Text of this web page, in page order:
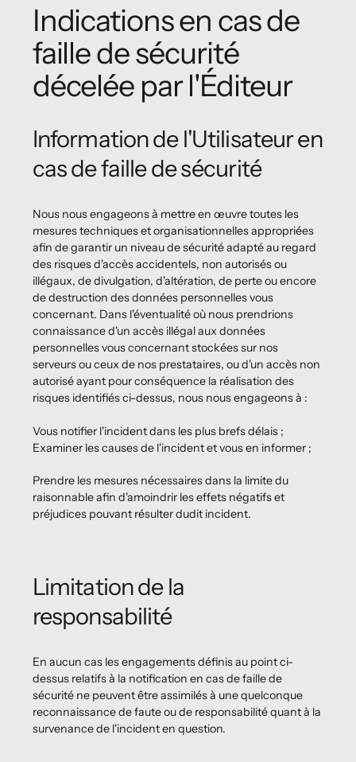
Indications en cas de
faille de sécurité
décelée par l'Éditeur
Information de l'Utilisateur en
cas de faille de sécurité
Nous nous engageons à mettre en œuvre toutes les
mesures techniques et organisationnelles appropriées
afin de garantir un niveau de sécurité adapté au regard
des risques d'accès accidentels, non autorisés ou
illégaux, de divulgation, d'altération, de perte ou encore
de destruction des données personnelles vous
concernant. Dans l'éventualité où nous prendrions
connaissance d'un accès illégal aux données
personnelles vous concernant stockées sur nos
serveurs ou ceux de nos prestataires, ou d'un accès non
autorisé ayant pour conséquence la réalisation des
risques identifiés ci-dessus, nous nous engageons à :
Vous notifier l'incident dans les plus brefs délais ;
Examiner les causes de l'incident et vous en informer ;
Prendre les mesures nécessaires dans la limite du
raisonnable afin d'amoindrir les effets négatifs et
préjudices pouvant résulter dudit incident.
Limitation de la
responsabilité
En aucun cas les engagements définis au point ci-
dessus relatifs à la notification en cas de faille de
sécurité ne peuvent être assimilés à une quelconque
reconnaissance de faute ou de responsabilité quant à la
survenance de l'incident en question.